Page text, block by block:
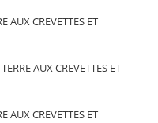
AUX CREVETTES ET
AUX CREVETTES ET
AUX CREVETTES ET